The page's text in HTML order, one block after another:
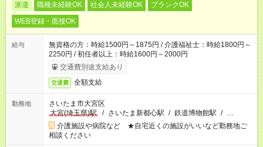
派遣 職種未経験OK 社会人未経験OK
ブランクOK
WEB登録・面接OK
給与
無資格の方：時給1500円～1875円 / 介護福祉士：時給1800円～
2250円 / 初任者以上：時給1600円～2000円
交通費別途支給あり
交通費 全額支給
勤務地
さいたま市大宮区
大宮(埼玉県)駅
/ さいたま新都心駅 / 鉄道博物館駅 / …
介護施設や病院など ★自宅近くの施設がいいなど勤務地ご
相談ください